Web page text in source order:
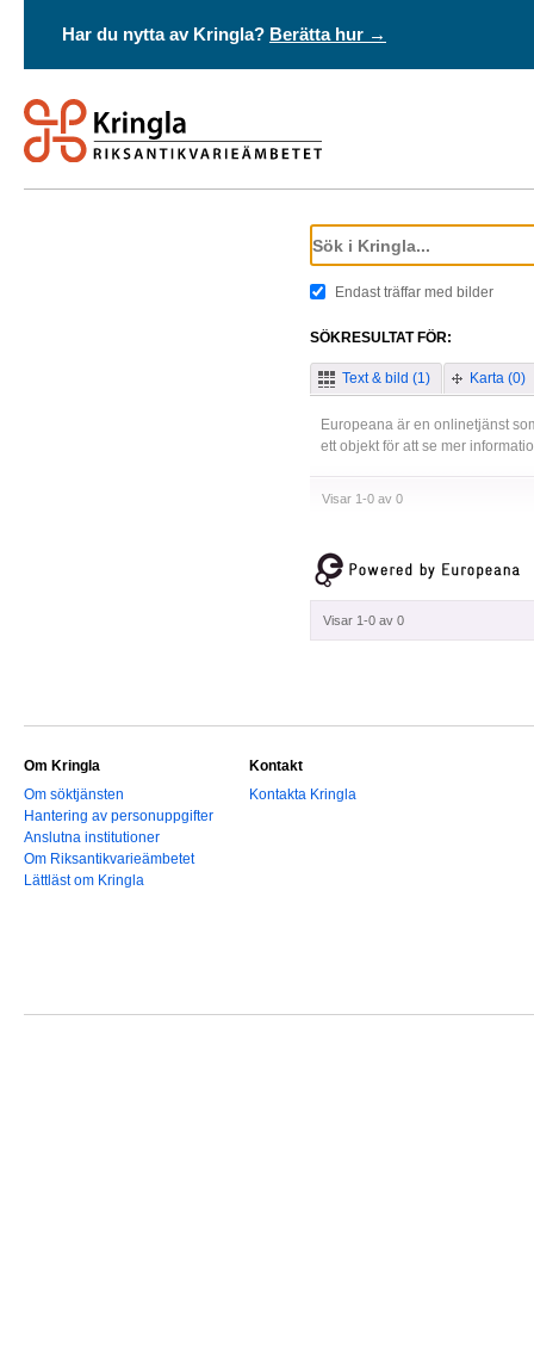
Har du nytta av Kringla? Berätta hur →
Endast träffar med bilder
SÖKRESULTAT FÖR:
Text & bild (1) Karta (0)
Europeana är en onlinetjänst
ett objekt för att se mer
Visar 1-0 av 0
Visar 1-0 av 0
Om Kringla
Om söktjänsten
Hantering av personuppgifter
Anslutna institutioner
Om Riksantikvarieämbetet
Lättläst om Kringla
Kontakt
Kontakta Kringla